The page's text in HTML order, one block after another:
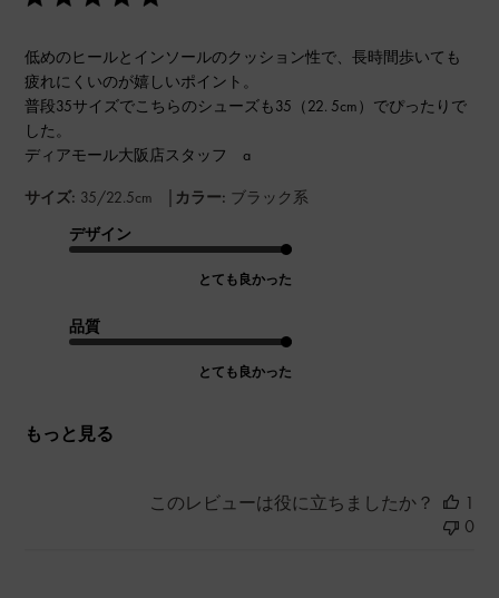
低めのヒールとインソールのクッション性で、長時間歩いても
疲れにくいのが嬉しいポイント。
普段35サイズでこちらのシューズも35（22. 5cm）でぴったりで
した。
ディアモール大阪店スタッフ a
サイズ: 35/22.5cm | カラー: ブラック系
デザイン
とても良かった
品質
とても良かった
もっと見る
このレビューは役に立ちましたか？
1
0